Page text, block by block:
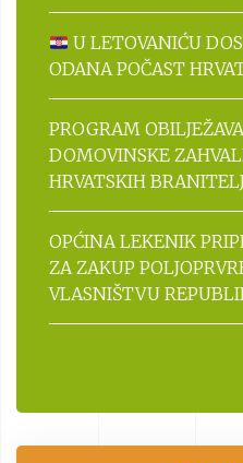
U LETOVANIĆU
ODANA POČAST
PROGRAM
DOMOVINSKE
HRVATSKIH
OPĆINA LEKENIK
ZA ZAKUP
VLASNIŠTVU